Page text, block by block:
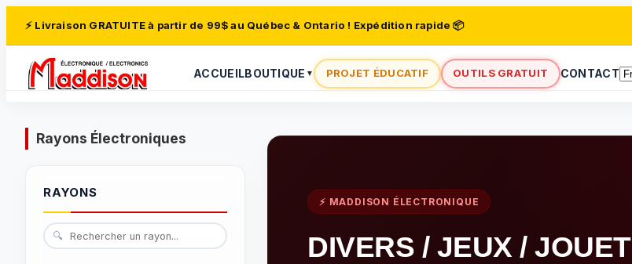
⚡ Livraison GRATUITE à partir de 99$ au Québec & Ontario ! Expédition rapide 📦
ACCUEILBOUTIQUE ▼ PROJET ÉDUCATIF OUTILS GRATUIT CONTACT
Rayons Électroniques
RAYONS
🔍
⚡ MADDISON ÉLECTRONIQUE
DIVERS / JEUX / JOUET